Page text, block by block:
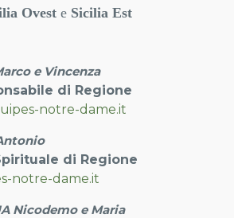
Ovest eSicilia Est
e Vincenza
di Regione
notre-dame.it
di Regione
notre-dame.it
Nicodemo e Maria